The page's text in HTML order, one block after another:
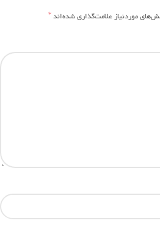
موردنیاز علامت‌گذاری شده‌اند*